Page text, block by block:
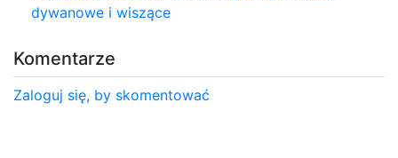
dywanowe i wiszące
Komentarze
Zaloguj się, by skomentować